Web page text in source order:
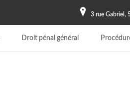
3 rue Gabriel,
Droit pénal général